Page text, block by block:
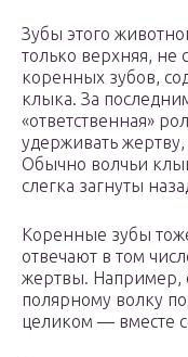
Зубы этого
только верхняя, не
коренных зубов,
клыка. За
«ответственная»
удерживать
Обычно волчьи
слегка загнуты
Коренные зубы
отвечают в том
жертвы. Например,
полярному волку
целиком — вместе